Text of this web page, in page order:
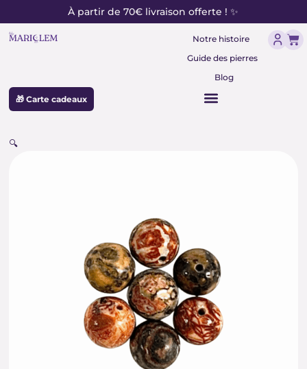
au
contenu
À partir de 70€ livraison offerte ! ✨
Notre histoire
Guide des pierres
Blog
🎁 Carte cadeaux
🔍